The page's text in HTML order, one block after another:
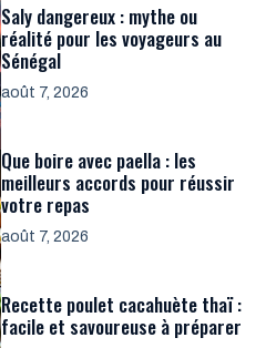
Saly dangereux : mythe ou
réalité pour les voyageurs au
Sénégal
août 7, 2026
Que boire avec paella : les
meilleurs accords pour réussir
votre repas
août 7, 2026
Recette poulet cacahuète thaï :
facile et savoureuse à préparer